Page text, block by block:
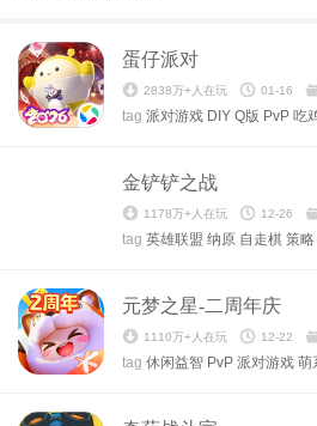
蛋仔派对
2838万+人在玩 01-16
tag 派对游戏 DIY Q版 PvP 吃
金铲铲之战
1178万+人在玩 12-26
tag 英雄联盟 纳原 自走棋 策略
元梦之星-二周年庆
1110万+人在玩 12-22
tag 休闲益智 PvP 派对游戏 萌